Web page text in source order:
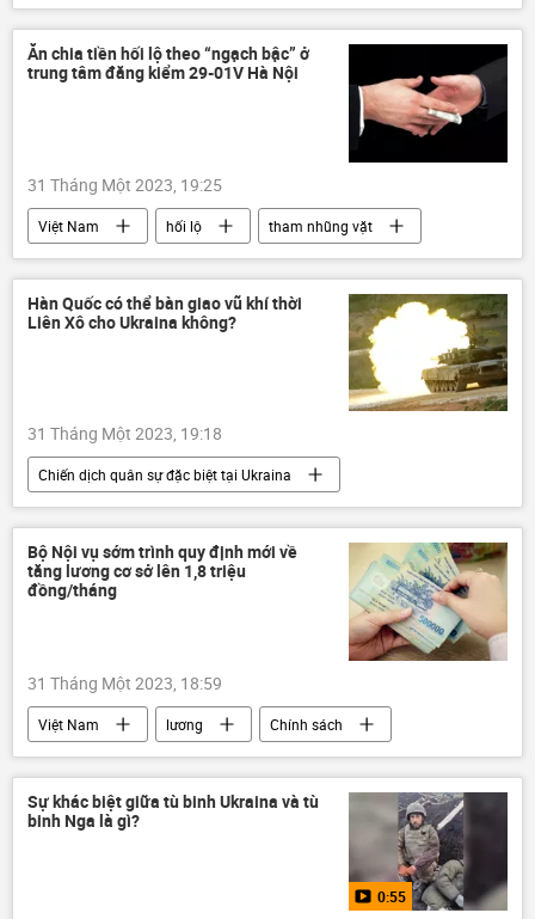
Sergey Lavrov
Cuộc khủng hoảng ở Ukraina
Ukraina
Bộ Ngoại giao Nga
Chính trị
Nga
Hoa Kỳ
Ăn chia tiền hối lộ theo “ngạch bậc” ở
trung tâm đăng kiểm 29-01V Hà Nội
31 Tháng Một 2023, 19:25
Việt Nam hối lộ
tham nhũng vặt
Thời sự
Сuộc chiến chống tham nhũng ở Việt Nam
Hàn Quốc có thể bàn giao vũ khí thời
Liên Xô cho Ukraina không?
31 Tháng Một 2023, 19:18
Chiến dịch quân sự đặc biệt tại Ukraina
chuyên gia
Quan điểm-Ý kiến
Cuộc khủng hoảng ở Ukraina
Ukraina
viện trợ quân sự
Quân sự
Bộ Nội vụ sớm trình quy định mới về
tăng lương cơ sở lên 1,8 triệu
đồng/tháng
31 Tháng Một 2023, 18:59
Việt Nam lương
Chính sách
Chính phủ
Phạm Minh Chính
Bộ Nội vụ Việt Nam
Sự khác biệt giữa tù binh Ukraina và tù
binh Nga là gì?
0:55